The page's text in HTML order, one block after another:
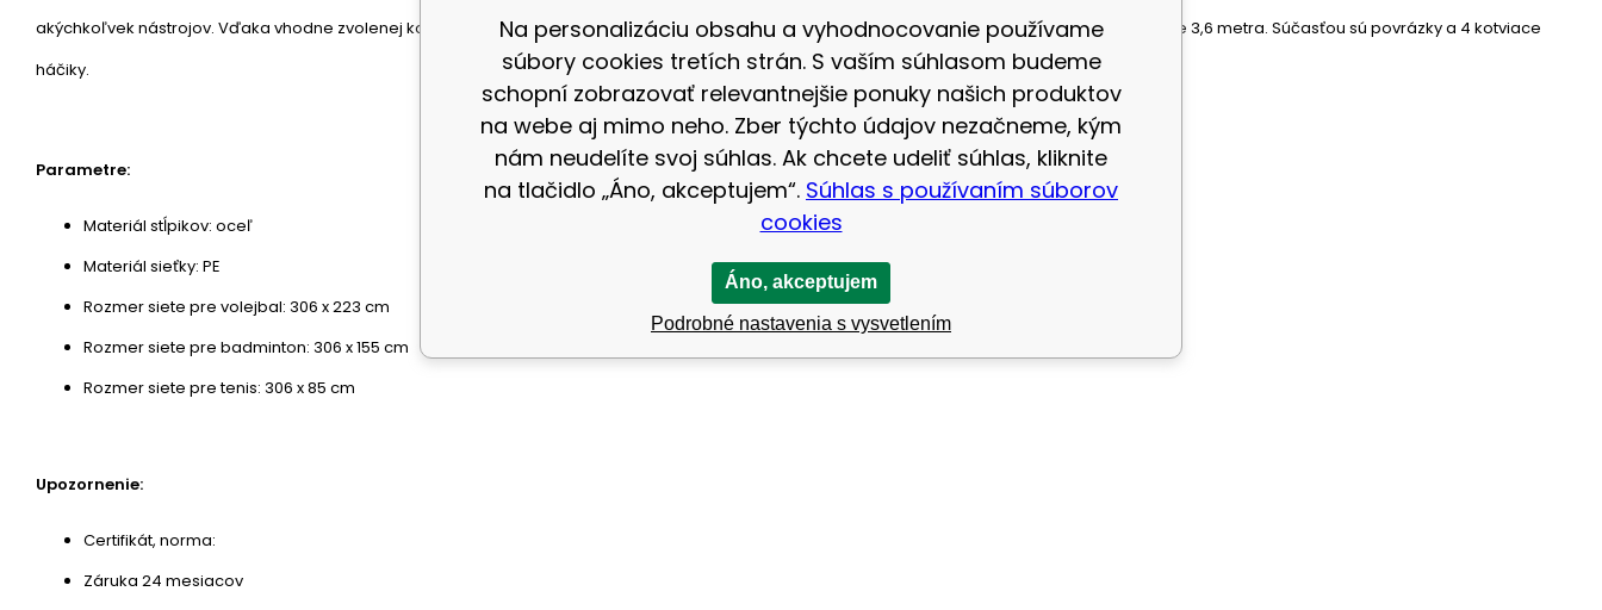
akýchkoľvek nástrojov. Vďaka vhodne zvolenej konštrukcii a použitiu kvalitných materiálov je možnosť využiť sieť počas mierneho vetra. Dĺžka siete je 3,6 metra. Súčasťou sú povrázky a 4 kotviace
háčiky.
Parametre:
Materiál stĺpikov: oceľ
Materiál sieťky: PE
Rozmer siete pre volejbal: 306 x 223 cm
Rozmer siete pre badminton: 306 x 155 cm
Rozmer siete pre tenis: 306 x 85 cm
Upozornenie:
Certifikát, norma:
Záruka 24 mesiacov
Na personalizáciu obsahu a vyhodnocovanie používame
súbory cookies tretích strán. S vaším súhlasom budeme
schopní zobrazovať relevantnejšie ponuky našich produktov
na webe aj mimo neho. Zber týchto údajov nezačneme, kým
nám neudelíte svoj súhlas. Ak chcete udeliť súhlas, kliknite
na tlačidlo „Áno, akceptujem“. Súhlas s používaním súborov
cookies
Áno, akceptujem
Podrobné nastavenia s vysvetlením